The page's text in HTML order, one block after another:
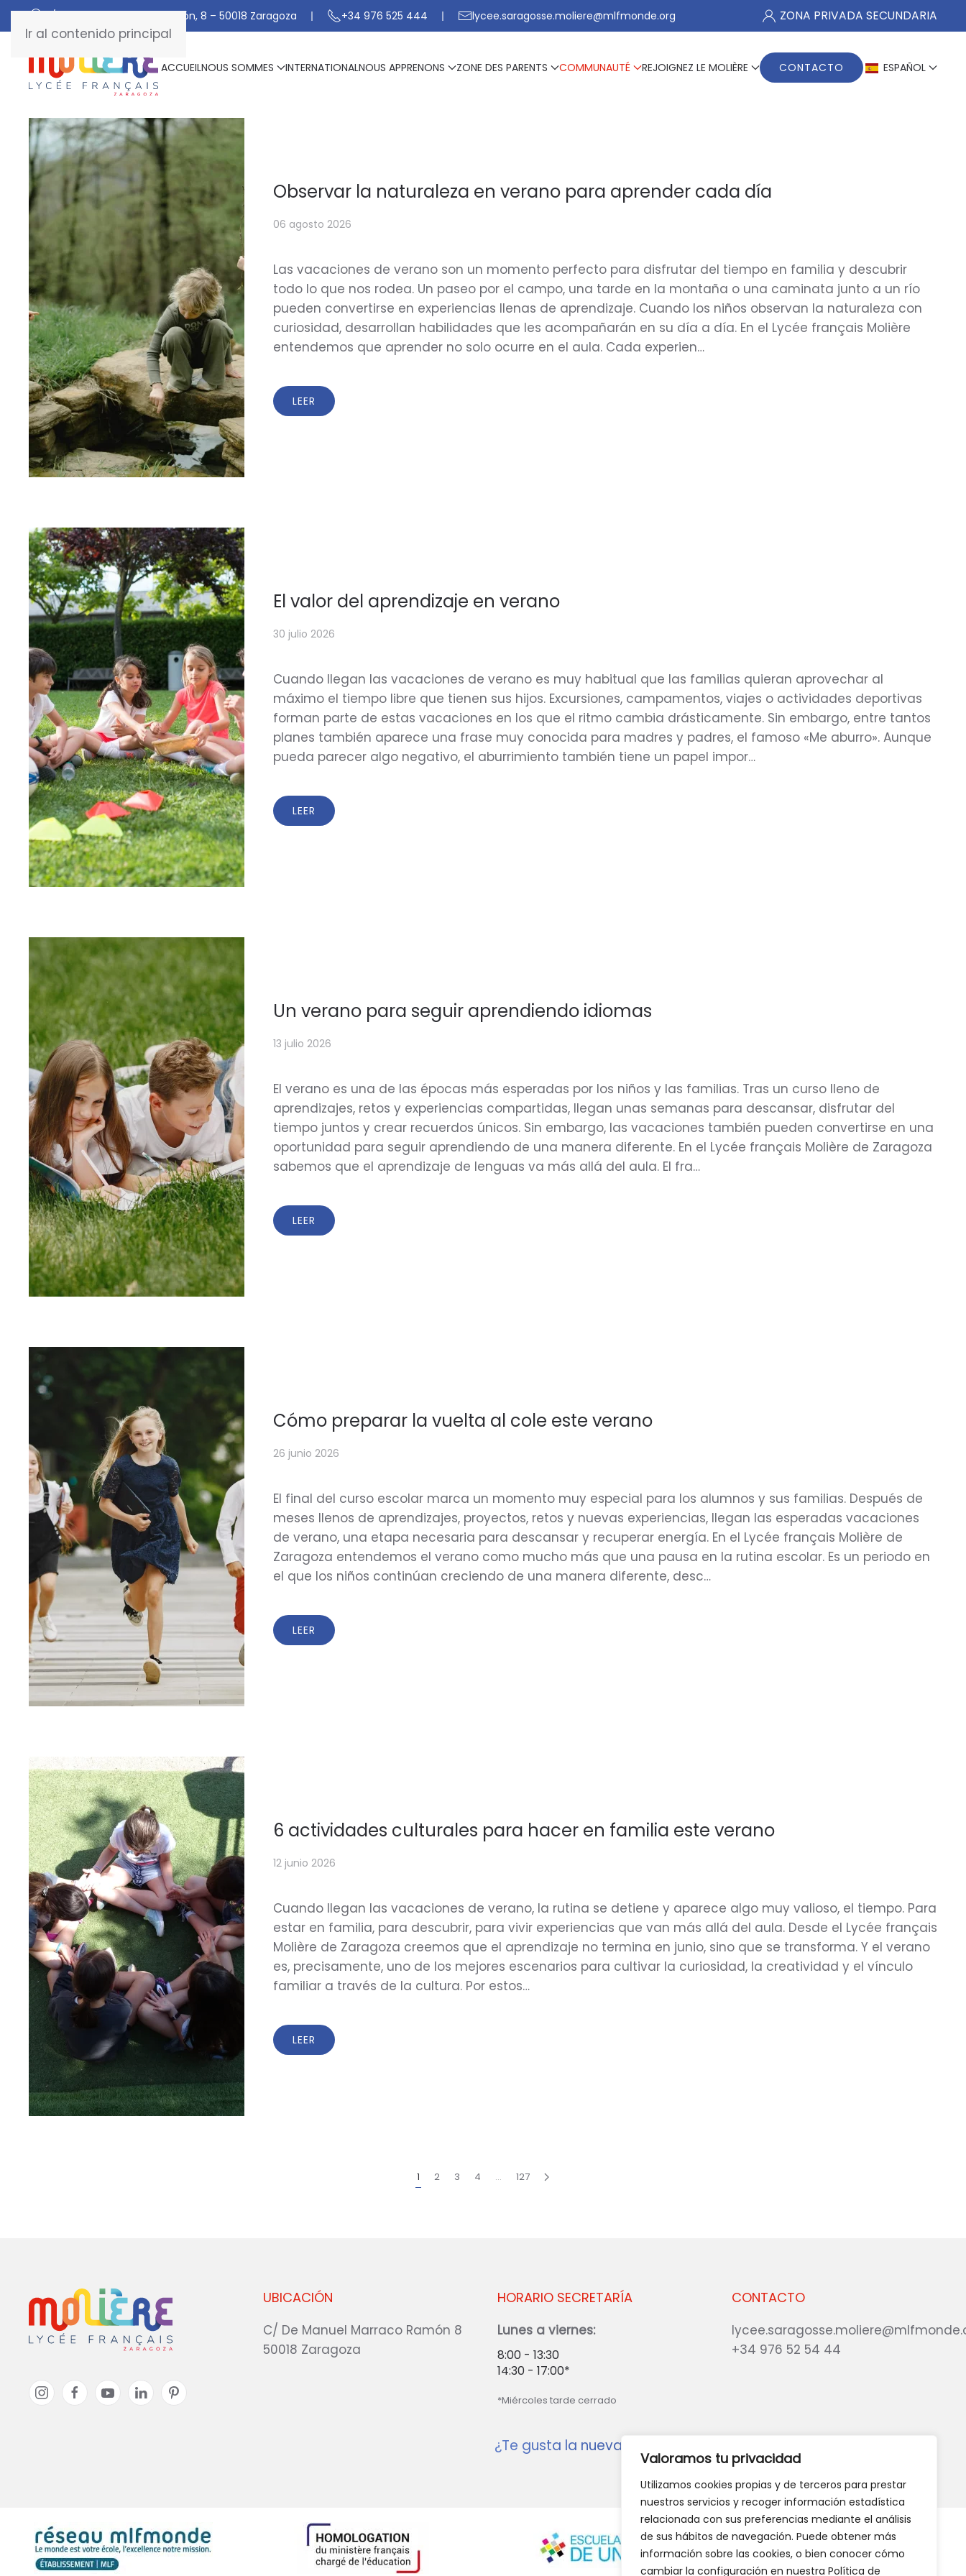
Valoramos tu privacidad
Utilizamos cookies propias y de terceros para prestar
nuestros servicios y recoger información estadística
relacionada con sus preferencias mediante el análisis
de sus hábitos de navegación. Puede obtener más
información sobre las cookies, o bien conocer cómo
cambiar la configuración en nuestra Política de
Ir al contenido principal
C/ De Manuel Marraco Ramón, 8 – 50018 Zaragoza +34 976 525 444 lycee.saragosse.moliere@mlfmonde.org ZONA PRIVADA SECUNDARIA
ACCUEILNOUS SOMMES INTERNATIONALNOUS APPRENONS ZONE DES PARENTS COMMUNAUTÉ REJOIGNEZ LE MOLIÈRE CONTACTO ESPAÑOL
Observar la naturaleza en verano para aprender cada día
06 agosto 2026
Las vacaciones de verano son un momento perfecto para disfrutar del tiempo en familia y descubrir
todo lo que nos rodea. Un paseo por el campo, una tarde en la montaña o una caminata junto a un río
pueden convertirse en experiencias llenas de aprendizaje. Cuando los niños observan la naturaleza con
curiosidad, desarrollan habilidades que les acompañarán en su día a día. En el Lycée français Molière
entendemos que aprender no solo ocurre en el aula. Cada experien…
LEER
El valor del aprendizaje en verano
30 julio 2026
Cuando llegan las vacaciones de verano es muy habitual que las familias quieran aprovechar al
máximo el tiempo libre que tienen sus hijos. Excursiones, campamentos, viajes o actividades deportivas
forman parte de estas vacaciones en los que el ritmo cambia drásticamente. Sin embargo, entre tantos
planes también aparece una frase muy conocida para madres y padres, el famoso «Me aburro». Aunque
pueda parecer algo negativo, el aburrimiento también tiene un papel impor…
LEER
Un verano para seguir aprendiendo idiomas
13 julio 2026
El verano es una de las épocas más esperadas por los niños y las familias. Tras un curso lleno de
aprendizajes, retos y experiencias compartidas, llegan unas semanas para descansar, disfrutar del
tiempo juntos y crear recuerdos únicos. Sin embargo, las vacaciones también pueden convertirse en una
oportunidad para seguir aprendiendo de una manera diferente. En el Lycée français Molière de Zaragoza
sabemos que el aprendizaje de lenguas va más allá del aula. El fra…
LEER
Cómo preparar la vuelta al cole este verano
26 junio 2026
El final del curso escolar marca un momento muy especial para los alumnos y sus familias. Después de
meses llenos de aprendizajes, proyectos, retos y nuevas experiencias, llegan las esperadas vacaciones
de verano, una etapa necesaria para descansar y recuperar energía. En el Lycée français Molière de
Zaragoza entendemos el verano como mucho más que una pausa en la rutina escolar. Es un periodo en
el que los niños continúan creciendo de una manera diferente, desc…
LEER
6 actividades culturales para hacer en familia este verano
12 junio 2026
Cuando llegan las vacaciones de verano, la rutina se detiene y aparece algo muy valioso, el tiempo. Para
estar en familia, para descubrir, para vivir experiencias que van más allá del aula. Desde el Lycée français
Molière de Zaragoza creemos que el aprendizaje no termina en junio, sino que se transforma. Y el verano
es, precisamente, uno de los mejores escenarios para cultivar la curiosidad, la creatividad y el vínculo
familiar a través de la cultura. Por estos…
LEER
1 2 3 4 … 127
UBICACIÓN
C/ De Manuel Marraco Ramón 8
50018 Zaragoza
CONTACTO
+34 976 52 54 44
HORARIO SECRETARÍA
Lunes a viernes:
8:00 - 13:30
14:30 - 17:00*
*Miércoles tarde cerrado
¿Te gusta la nueva web?